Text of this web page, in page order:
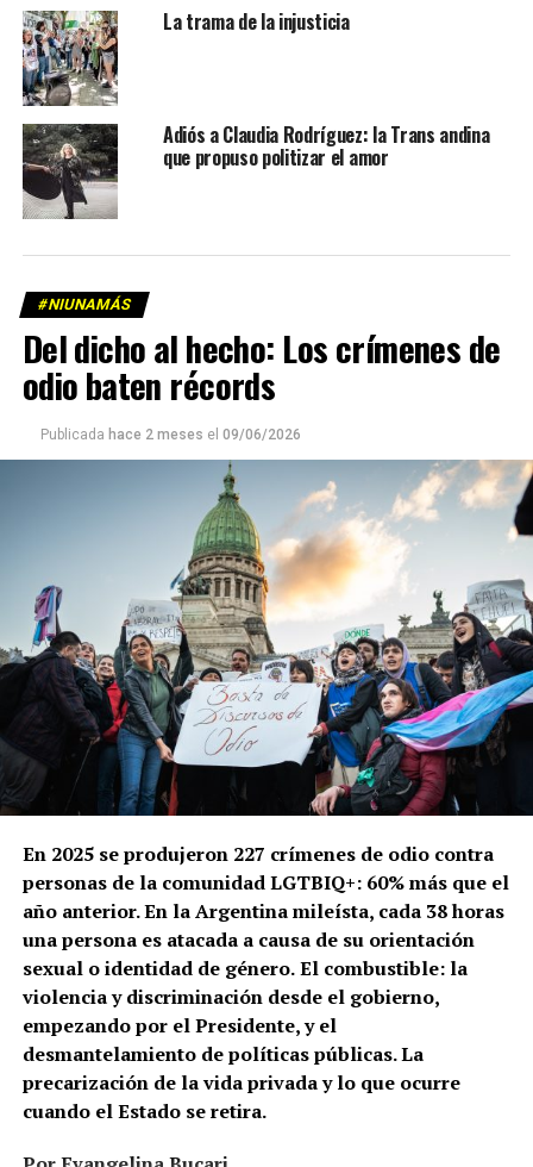
La trama de la injusticia
Adiós a Claudia Rodríguez: la Trans andina
que propuso politizar el amor
#NIUNAMÁS
Del dicho al hecho: Los crímenes de
odio baten récords
Publicada hace 2 meses el 09/06/2026
En 2025 se produjeron 227 crímenes de odio contra
personas de la comunidad LGTBIQ+: 60% más que el
año anterior. En la Argentina mileísta, cada 38 horas
una persona es atacada a causa de su orientación
sexual o identidad de género.El combustible: la
violencia y discriminación desde el gobierno,
empezando por el Presidente, y el
desmantelamiento de políticas públicas. La
precarización de la vida privada y lo que ocurre
cuando el Estado se retira.